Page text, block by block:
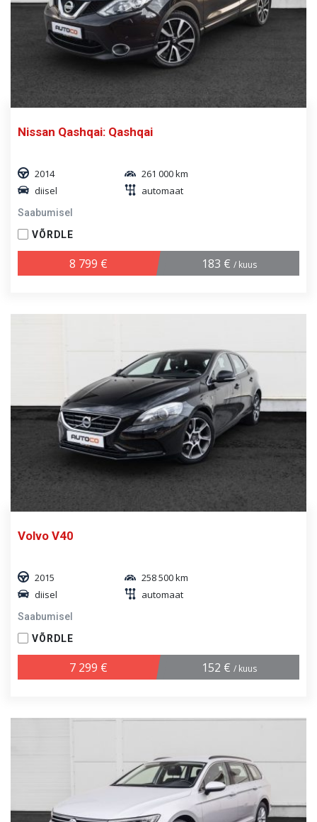
Nissan Qashqai: Qashqai
2014
261 000 km
diisel
automaat
Saabumisel
VÕRDLE
8 799 € 183 € / kuus
Volvo V40
2015
258 500 km
diisel
automaat
Saabumisel
VÕRDLE
7 299 € 152 € / kuus